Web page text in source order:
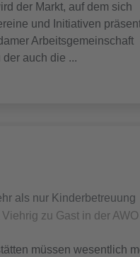
der Markt, auf dem sich
und Initiativen
Arbeitsgemeinschaft
der auch die ...
als nur Kinderbetreuung
zu Gast in der
müssen wesentlich